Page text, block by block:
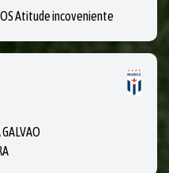
Atitude incoveniente